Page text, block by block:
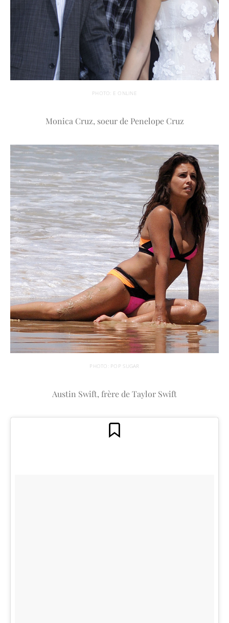
PHOTO: E ONLINE
Monica Cruz, soeur de Penelope Cruz
PHOTO: POP SUGAR
Austin Swift, frère de Taylor Swift